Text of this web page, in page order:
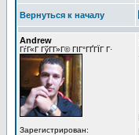
Вернуться к началу
Andrew
ГѓГ«Г ГўГ­Г»Г© ГІГ°ГҐГЇГ Г·
Зарегистрирован: